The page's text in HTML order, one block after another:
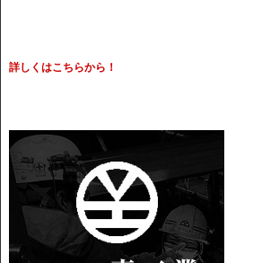
詳しくはこちらから！